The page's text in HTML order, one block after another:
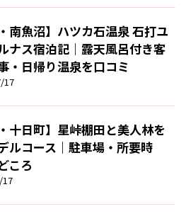
南魚沼】ハツカ石温泉 石打ユ
ナス宿泊記｜露天風呂付き客
・日帰り温泉を口コミ
17
十日町】星峠棚田と美人林を
ルコース｜駐車場・所要時
ころ
17